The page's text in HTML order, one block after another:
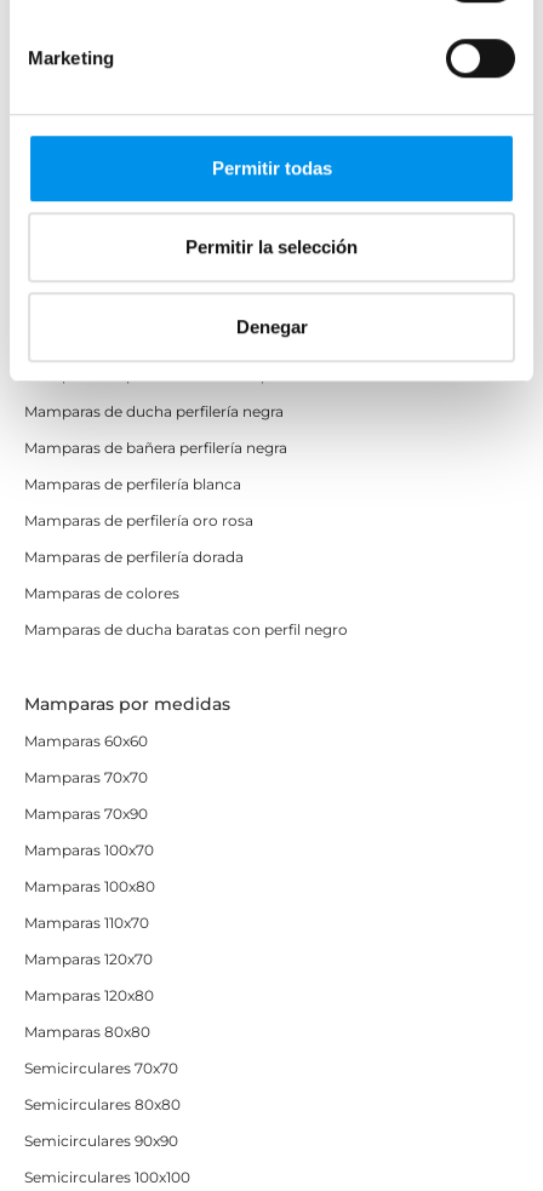
Marketing
Permitir todas
Permitir la selección
Denegar
Cristal fijo para ducha
Mamparas de ducha perfilería negra
Mamparas de bañera perfilería negra
Mamparas de perfilería blanca
Mamparas de perfilería oro rosa
Mamparas de perfilería dorada
Mamparas de colores
Mamparas de ducha baratas con perfil negro
Mamparas por medidas
Mamparas 60x60
Mamparas 70x70
Mamparas 70x90
Mamparas 100x70
Mamparas 100x80
Mamparas 110x70
Mamparas 120x70
Mamparas 120x80
Mamparas 80x80
Semicirculares 70x70
Semicirculares 80x80
Semicirculares 90x90
Semicirculares 100x100